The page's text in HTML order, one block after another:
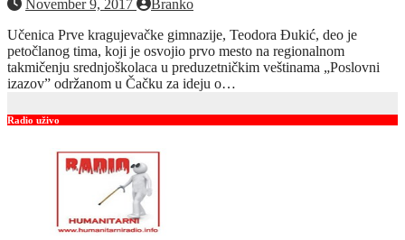
November 9, 2017
Branko
Učenica Prve kragujevačke gimnazije, Teodora Đukić, deo je
petočlanog tima, koji je osvojio prvo mesto na regionalnom
takmičenju srednjoškolaca u preduzetničkim veštinama „Poslovni
izazov” održanom u Čačku za ideju o…
Radio uživo